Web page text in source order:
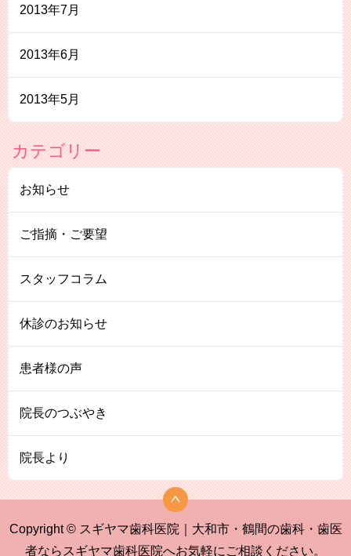
2013年7月
2013年6月
2013年5月
カテゴリー
お知らせ
ご指摘・ご要望
スタッフコラム
休診のお知らせ
患者様の声
院長のつぶやき
院長より
Copyright © スギヤマ歯科医院｜大和市・鶴間の歯科・歯医
者ならスギヤマ歯科医院へお気軽にご相談ください。